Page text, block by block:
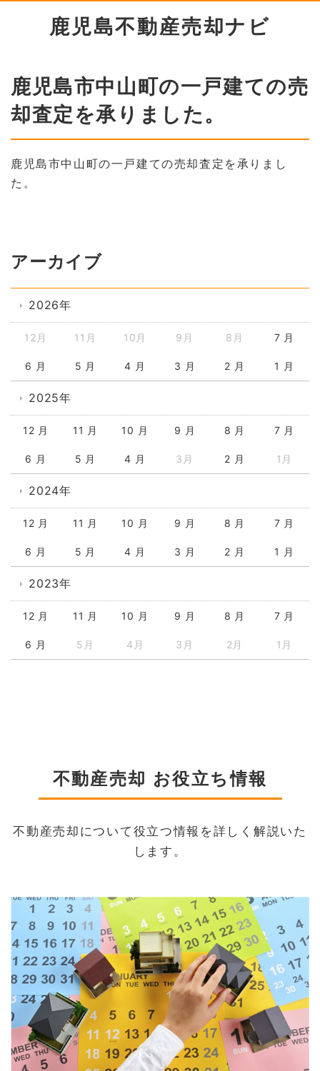
鹿児島不動産売却ナビ
鹿児島市中山町の一戸建ての売
却査定を承りました。
鹿児島市中山町の一戸建ての売却査定を承りまし
た。
アーカイブ
2026年
12月 11月 10月 9月 8月 7 月
6 月 5 月 4 月 3 月 2 月 1 月
2025年
12 月 11 月 10 月 9 月 8 月 7 月
6 月 5 月 4 月 3月 2 月 1月
2024年
12 月 11 月 10 月 9 月 8 月 7 月
6 月 5 月 4 月 3 月 2 月 1 月
2023年
12 月 11 月 10 月 9 月 8 月 7 月
6 月 5月 4月 3月 2月 1月
不動産売却 お役立ち情報
不動産売却について役立つ情報を詳しく解説いた
します。